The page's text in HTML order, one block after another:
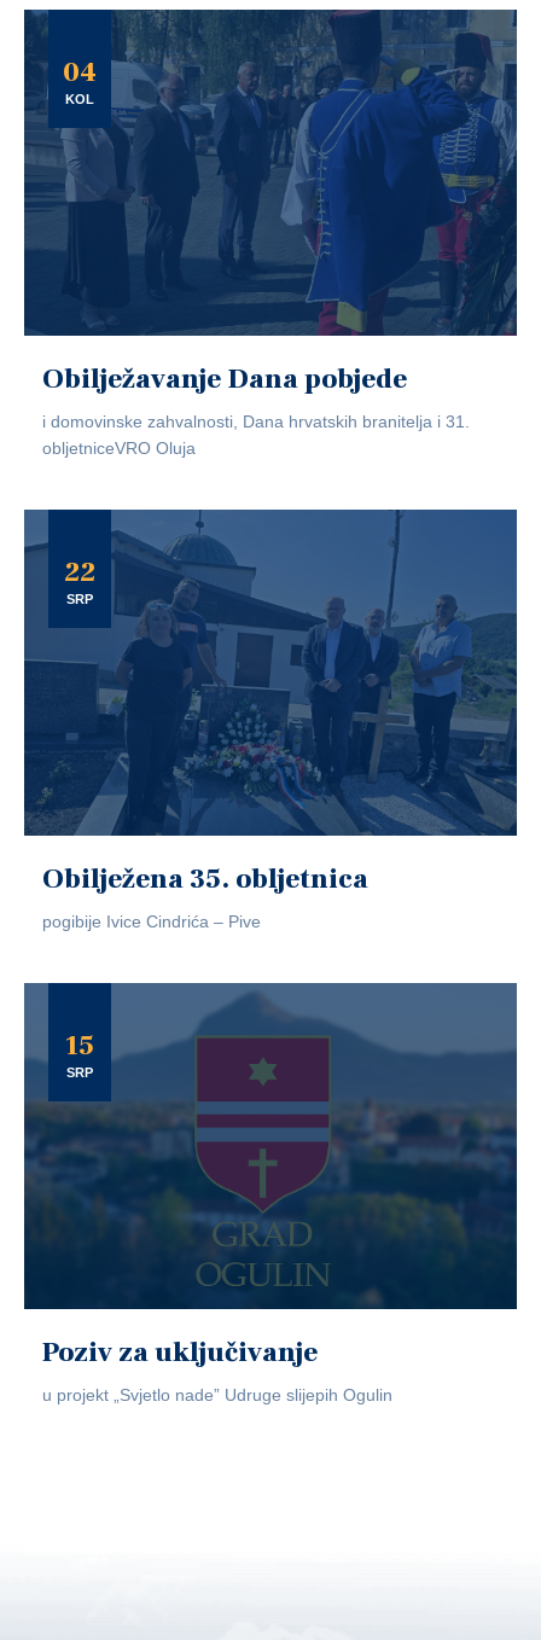
04
KOL
Obilježavanje Dana pobjede
i domovinske zahvalnosti, Dana hrvatskih branitelja i 31.
obljetniceVRO Oluja
22
SRP
Obilježena 35. obljetnica
pogibije Ivice Cindrića – Pive
15
SRP
Poziv za uključivanje
u projekt „Svjetlo nade” Udruge slijepih Ogulin